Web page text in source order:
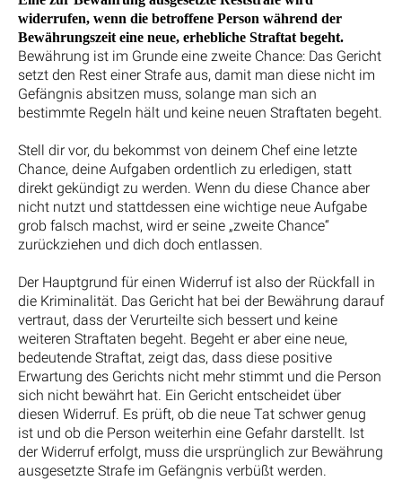
widerrufen, wenn die betroffene Person während der
Bewährungszeit eine neue, erhebliche Straftat begeht.
Bewährung ist im Grunde eine zweite Chance: Das Gericht
setzt den Rest einer Strafe aus, damit man diese nicht im
Gefängnis absitzen muss, solange man sich an
bestimmte Regeln hält und keine neuen Straftaten begeht.
Stell dir vor, du bekommst von deinem Chef eine letzte
Chance, deine Aufgaben ordentlich zu erledigen, statt
direkt gekündigt zu werden. Wenn du diese Chance aber
nicht nutzt und stattdessen eine wichtige neue Aufgabe
grob falsch machst, wird er seine „zweite Chance“
zurückziehen und dich doch entlassen.
Der Hauptgrund für einen Widerruf ist also der Rückfall in
die Kriminalität. Das Gericht hat bei der Bewährung darauf
vertraut, dass der Verurteilte sich bessert und keine
weiteren Straftaten begeht. Begeht er aber eine neue,
bedeutende Straftat, zeigt das, dass diese positive
Erwartung des Gerichts nicht mehr stimmt und die Person
sich nicht bewährt hat. Ein Gericht entscheidet über
diesen Widerruf. Es prüft, ob die neue Tat schwer genug
ist und ob die Person weiterhin eine Gefahr darstellt. Ist
der Widerruf erfolgt, muss die ursprünglich zur Bewährung
ausgesetzte Strafe im Gefängnis verbüßt werden.